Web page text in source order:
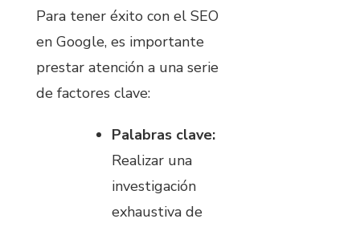
Para tener éxito con el SEO
en Google, es importante
prestar atención a una serie
de factores clave:
Palabras clave:
Realizar una
investigación
exhaustiva de